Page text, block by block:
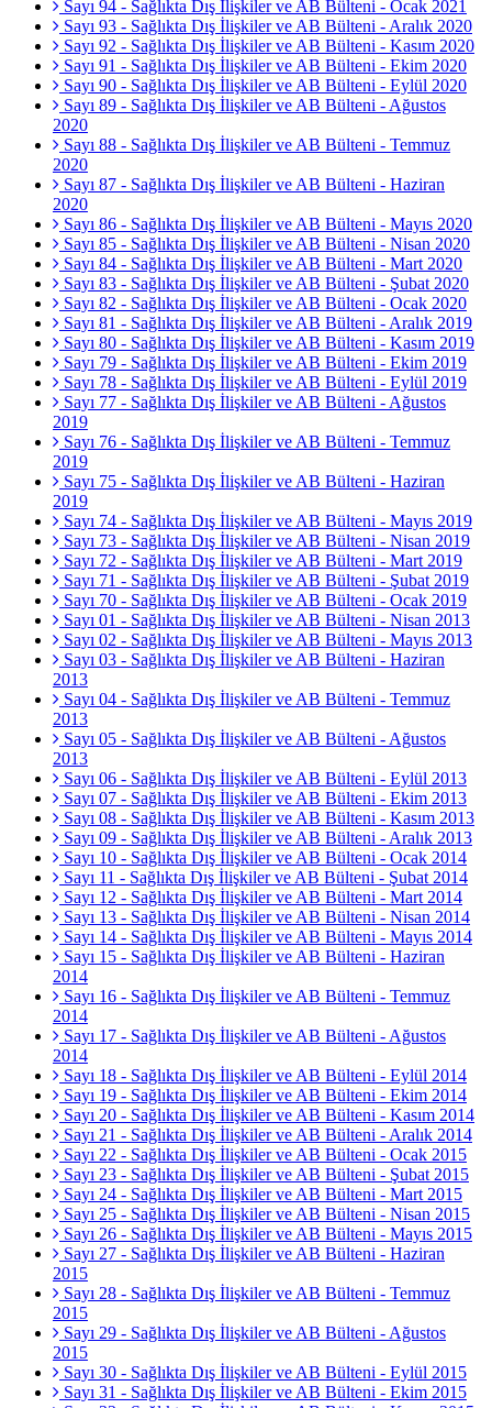
Sayı 94 - Sağlıkta Dış İlişkiler ve AB Bülteni - Ocak 2021
Sayı 93 - Sağlıkta Dış İlişkiler ve AB Bülteni - Aralık 2020
Sayı 92 - Sağlıkta Dış İlişkiler ve AB Bülteni - Kasım 2020
Sayı 91 - Sağlıkta Dış İlişkiler ve AB Bülteni - Ekim 2020
Sayı 90 - Sağlıkta Dış İlişkiler ve AB Bülteni - Eylül 2020
Sayı 89 - Sağlıkta Dış İlişkiler ve AB Bülteni - Ağustos
2020
Sayı 88 - Sağlıkta Dış İlişkiler ve AB Bülteni - Temmuz
2020
Sayı 87 - Sağlıkta Dış İlişkiler ve AB Bülteni - Haziran
2020
Sayı 86 - Sağlıkta Dış İlişkiler ve AB Bülteni - Mayıs 2020
Sayı 85 - Sağlıkta Dış İlişkiler ve AB Bülteni - Nisan 2020
Sayı 84 - Sağlıkta Dış İlişkiler ve AB Bülteni - Mart 2020
Sayı 83 - Sağlıkta Dış İlişkiler ve AB Bülteni - Şubat 2020
Sayı 82 - Sağlıkta Dış İlişkiler ve AB Bülteni - Ocak 2020
Sayı 81 - Sağlıkta Dış İlişkiler ve AB Bülteni - Aralık 2019
Sayı 80 - Sağlıkta Dış İlişkiler ve AB Bülteni - Kasım 2019
Sayı 79 - Sağlıkta Dış İlişkiler ve AB Bülteni - Ekim 2019
Sayı 78 - Sağlıkta Dış İlişkiler ve AB Bülteni - Eylül 2019
Sayı 77 - Sağlıkta Dış İlişkiler ve AB Bülteni - Ağustos
2019
Sayı 76 - Sağlıkta Dış İlişkiler ve AB Bülteni - Temmuz
2019
Sayı 75 - Sağlıkta Dış İlişkiler ve AB Bülteni - Haziran
2019
Sayı 74 - Sağlıkta Dış İlişkiler ve AB Bülteni - Mayıs 2019
Sayı 73 - Sağlıkta Dış İlişkiler ve AB Bülteni - Nisan 2019
Sayı 72 - Sağlıkta Dış İlişkiler ve AB Bülteni - Mart 2019
Sayı 71 - Sağlıkta Dış İlişkiler ve AB Bülteni - Şubat 2019
Sayı 70 - Sağlıkta Dış İlişkiler ve AB Bülteni - Ocak 2019
Sayı 01 - Sağlıkta Dış İlişkiler ve AB Bülteni - Nisan 2013
Sayı 02 - Sağlıkta Dış İlişkiler ve AB Bülteni - Mayıs 2013
Sayı 03 - Sağlıkta Dış İlişkiler ve AB Bülteni - Haziran
2013
Sayı 04 - Sağlıkta Dış İlişkiler ve AB Bülteni - Temmuz
2013
Sayı 05 - Sağlıkta Dış İlişkiler ve AB Bülteni - Ağustos
2013
Sayı 06 - Sağlıkta Dış İlişkiler ve AB Bülteni - Eylül 2013
Sayı 07 - Sağlıkta Dış İlişkiler ve AB Bülteni - Ekim 2013
Sayı 08 - Sağlıkta Dış İlişkiler ve AB Bülteni - Kasım 2013
Sayı 09 - Sağlıkta Dış İlişkiler ve AB Bülteni - Aralık 2013
Sayı 10 - Sağlıkta Dış İlişkiler ve AB Bülteni - Ocak 2014
Sayı 11 - Sağlıkta Dış İlişkiler ve AB Bülteni - Şubat 2014
Sayı 12 - Sağlıkta Dış İlişkiler ve AB Bülteni - Mart 2014
Sayı 13 - Sağlıkta Dış İlişkiler ve AB Bülteni - Nisan 2014
Sayı 14 - Sağlıkta Dış İlişkiler ve AB Bülteni - Mayıs 2014
Sayı 15 - Sağlıkta Dış İlişkiler ve AB Bülteni - Haziran
2014
Sayı 16 - Sağlıkta Dış İlişkiler ve AB Bülteni - Temmuz
2014
Sayı 17 - Sağlıkta Dış İlişkiler ve AB Bülteni - Ağustos
2014
Sayı 18 - Sağlıkta Dış İlişkiler ve AB Bülteni - Eylül 2014
Sayı 19 - Sağlıkta Dış İlişkiler ve AB Bülteni - Ekim 2014
Sayı 20 - Sağlıkta Dış İlişkiler ve AB Bülteni - Kasım 2014
Sayı 21 - Sağlıkta Dış İlişkiler ve AB Bülteni - Aralık 2014
Sayı 22 - Sağlıkta Dış İlişkiler ve AB Bülteni - Ocak 2015
Sayı 23 - Sağlıkta Dış İlişkiler ve AB Bülteni - Şubat 2015
Sayı 24 - Sağlıkta Dış İlişkiler ve AB Bülteni - Mart 2015
Sayı 25 - Sağlıkta Dış İlişkiler ve AB Bülteni - Nisan 2015
Sayı 26 - Sağlıkta Dış İlişkiler ve AB Bülteni - Mayıs 2015
Sayı 27 - Sağlıkta Dış İlişkiler ve AB Bülteni - Haziran
2015
Sayı 28 - Sağlıkta Dış İlişkiler ve AB Bülteni - Temmuz
2015
Sayı 29 - Sağlıkta Dış İlişkiler ve AB Bülteni - Ağustos
2015
Sayı 30 - Sağlıkta Dış İlişkiler ve AB Bülteni - Eylül 2015
Sayı 31 - Sağlıkta Dış İlişkiler ve AB Bülteni - Ekim 2015